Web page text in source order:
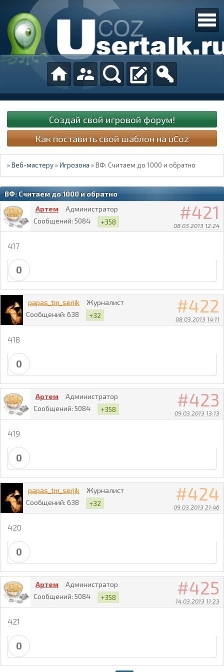
Создай свой игровой форум!
Как поставить свой шаблон на uCoz
»Веб-мастеру »Игрозона »ВФ: Считаем до 1000 и обратно
ВФ: Считаем до 1000 и обратно
421
08.03.2013 12:24
Артем
Администратор
Сообщений: 5084 +358
417
0
422
08.03.2013 14:11
papas_tm_serjik
Журналист
Сообщений: 638 +32
418
0
423
09.03.2013 13:13
Артем
Администратор
Сообщений: 5084 +358
419
0
424
09.03.2013 21:46
papas_tm_serjik
Журналист
Сообщений: 638 +32
420
0
425
14.03.2013 11:23
Артем
Администратор
Сообщений: 5084 +358
421
0